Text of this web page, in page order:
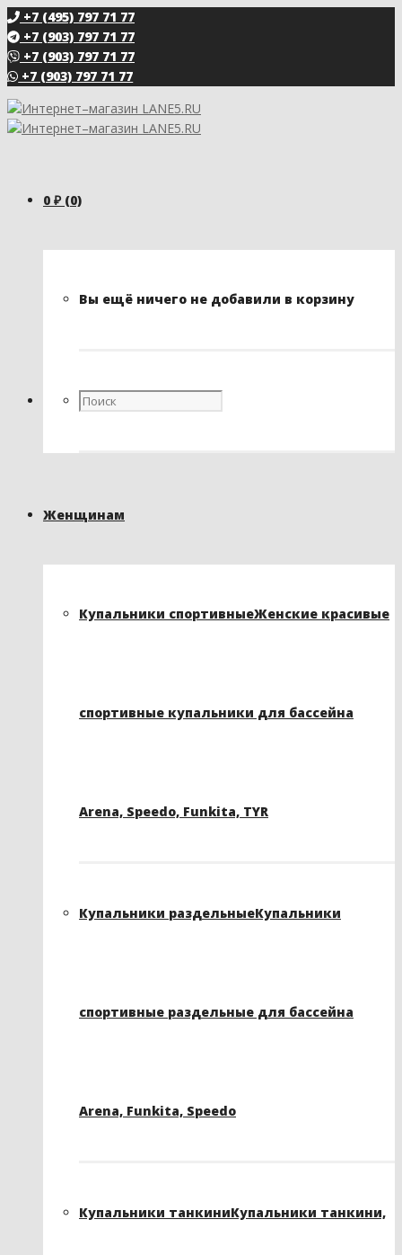
+7 (495) 797 71 77
+7 (903) 797 71 77
+7 (903) 797 71 77
+7 (903) 797 71 77
0 ₽(0)
Вы ещё ничего не добавили в корзину
Женщинам
Купальники спортивныеЖенские красивые
спортивные купальники для бассейна
Arena, Speedo, Funkita, TYR
Купальники раздельныеКупальники
спортивные раздельные для бассейна
Arena, Funkita, Speedo
Купальники танкиниКупальники танкини,